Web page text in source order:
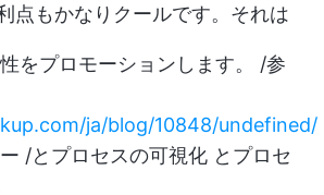
点もかなりクールです。それは
をプロモーションします。 /参
ja/blog/10848/undefined/
/とプロセスの可視化 とプロセ